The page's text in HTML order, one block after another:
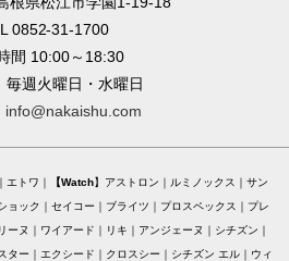
0852-31-1700
間 10:00～18:30
毎週火曜日・水曜日
info@nakaishu.com
エトワ Watch アストロン ルミノックス
サン
ョック セイコー ブライツ プロスペックス
プレ
ーヌ ワイアード リキ アンジェーヌ
シチズン
ター エクシード クロスシー シチズン エル
ウィ